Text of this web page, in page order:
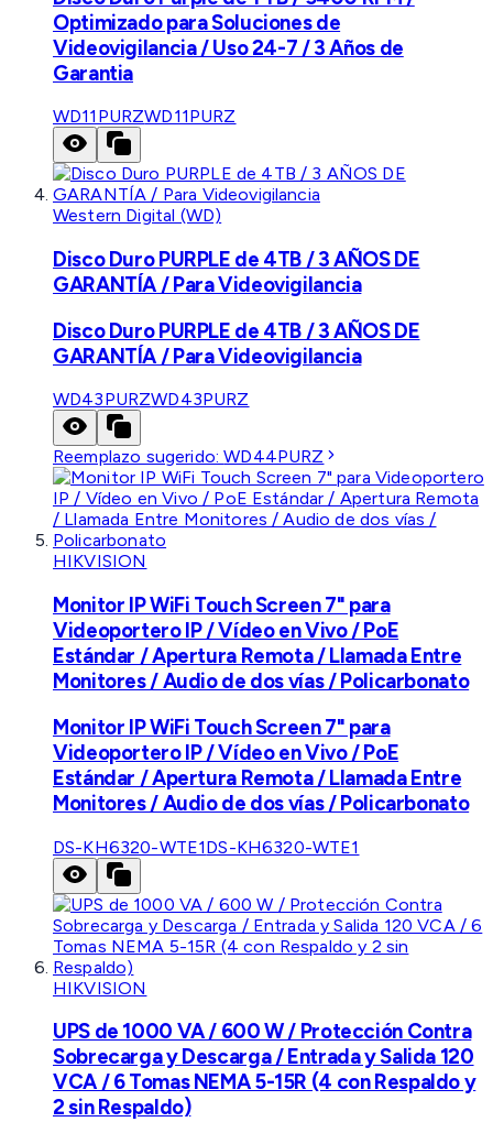
Optimizado para Soluciones de
Videovigilancia / Uso 24-7 / 3 Años de
Garantia
WD11PURZWD11PURZ
Western Digital (WD)
Disco Duro PURPLE de 4TB / 3 AÑOS DE
GARANTÍA / Para Videovigilancia
Disco Duro PURPLE de 4TB / 3 AÑOS DE
GARANTÍA / Para Videovigilancia
WD43PURZWD43PURZ
Reemplazo sugerido:WD44PURZ
HIKVISION
Monitor IP WiFi Touch Screen 7" para
Videoportero IP / Vídeo en Vivo / PoE
Estándar / Apertura Remota / Llamada Entre
Monitores / Audio de dos vías / Policarbonato
Monitor IP WiFi Touch Screen 7" para
Videoportero IP / Vídeo en Vivo / PoE
Estándar / Apertura Remota / Llamada Entre
Monitores / Audio de dos vías / Policarbonato
DS-KH6320-WTE1DS-KH6320-WTE1
HIKVISION
UPS de 1000 VA / 600 W / Protección Contra
Sobrecarga y Descarga / Entrada y Salida 120
VCA / 6 Tomas NEMA 5-15R (4 con Respaldo y
2 sin Respaldo)